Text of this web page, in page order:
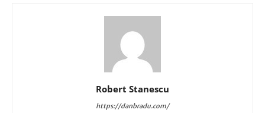
Robert Stanescu
https://danbradu.com/